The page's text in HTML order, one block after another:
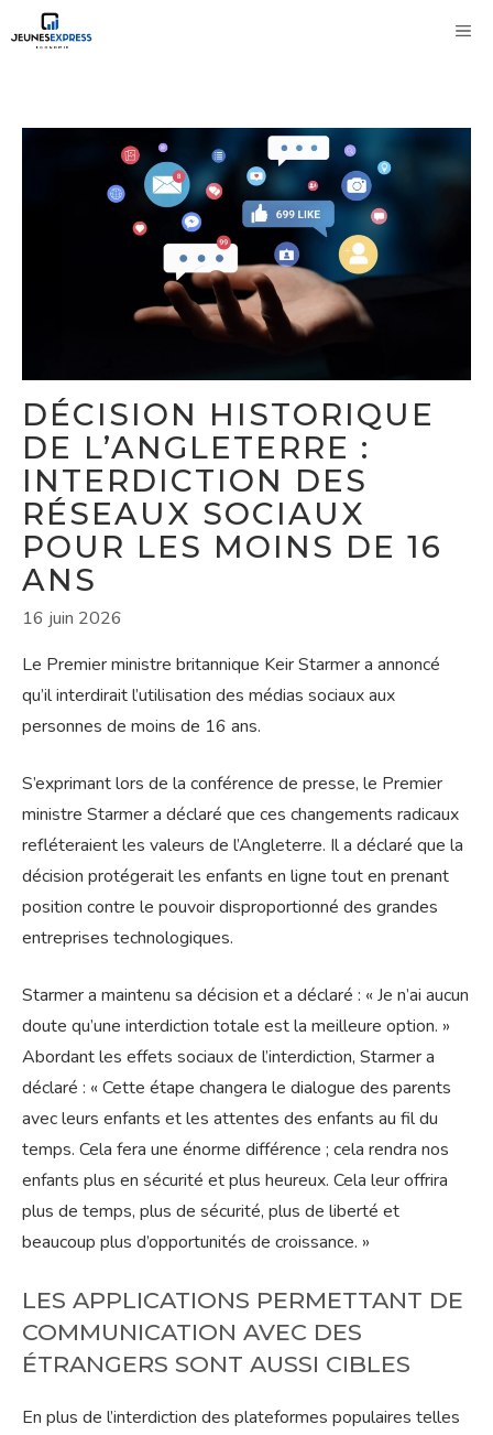
au
DÉCISION HISTORIQUE
DE L’ANGLETERRE :
INTERDICTION DES
RÉSEAUX SOCIAUX
POUR LES MOINS DE 16
ANS
16 juin 2026
Le Premier ministre britannique Keir Starmer a annoncé
qu’il interdirait l’utilisation des médias sociaux aux
personnes de moins de 16 ans.
S’exprimant lors de la conférence de presse, le Premier
ministre Starmer a déclaré que ces changements radicaux
refléteraient les valeurs de l’Angleterre. Il a déclaré que la
décision protégerait les enfants en ligne tout en prenant
position contre le pouvoir disproportionné des grandes
entreprises technologiques.
Starmer a maintenu sa décision et a déclaré : « Je n’ai aucun
doute qu’une interdiction totale est la meilleure option. »
Abordant les effets sociaux de l’interdiction, Starmer a
déclaré : « Cette étape changera le dialogue des parents
avec leurs enfants et les attentes des enfants au fil du
temps. Cela fera une énorme différence ; cela rendra nos
enfants plus en sécurité et plus heureux. Cela leur offrira
plus de temps, plus de sécurité, plus de liberté et
beaucoup plus d’opportunités de croissance. »
LES APPLICATIONS PERMETTANT DE
COMMUNICATION AVEC DES
ÉTRANGERS SONT AUSSI CIBLES
En plus de l’interdiction des plateformes populaires telles